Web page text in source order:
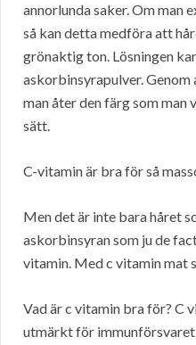
annorlunda saker. Om man
så kan detta medföra att
grönaktig ton. Lösningen
askorbinsyrapulver.
man åter den färg som
sätt.
C-vitamin är bra för så
Men det är inte bara håret
askorbinsyran som ju de
vitamin. Med c vitamin mat
Vad är c vitamin bra för? C
utmärkt för